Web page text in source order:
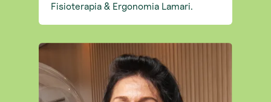
Fisioterapia & Ergonomia Lamari.